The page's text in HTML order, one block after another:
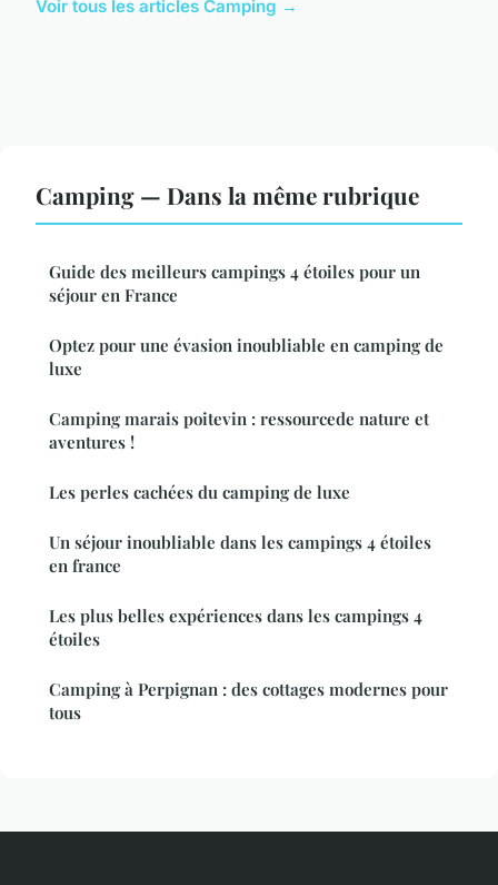
Voir tous les articles Camping →
Camping — Dans la même rubrique
Guide des meilleurs campings 4 étoiles pour un
séjour en France
Optez pour une évasion inoubliable en camping de
luxe
Camping marais poitevin : ressourcede nature et
aventures !
Les perles cachées du camping de luxe
Un séjour inoubliable dans les campings 4 étoiles
en france
Les plus belles expériences dans les campings 4
étoiles
Camping à Perpignan : des cottages modernes pour
tous